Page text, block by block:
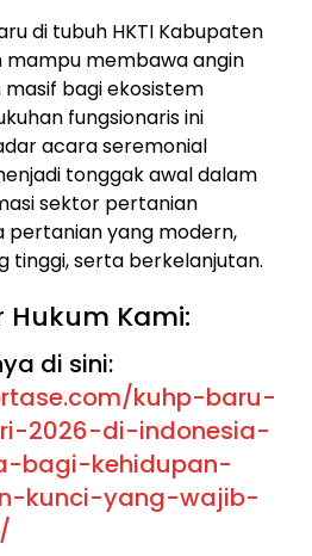
di tubuh HKTI Kabupaten
membawa angin
bagi ekosistem
fungsionaris ini
acara seremonial
tonggak awal dalam
sektor pertanian
pertanian yang modern,
tinggi, serta berkelanjutan.
Hukum Kami:
di sini:
kuhp-baru-
2026-di-indonesia-
bagi-kehidupan-
kunci-yang-wajib-